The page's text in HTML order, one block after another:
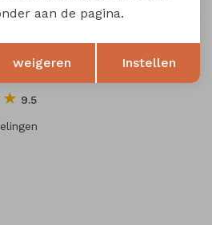
9.5
Opslaan
aan de pagina.
weigeren Instellen